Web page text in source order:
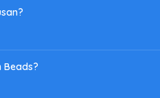
Beads?